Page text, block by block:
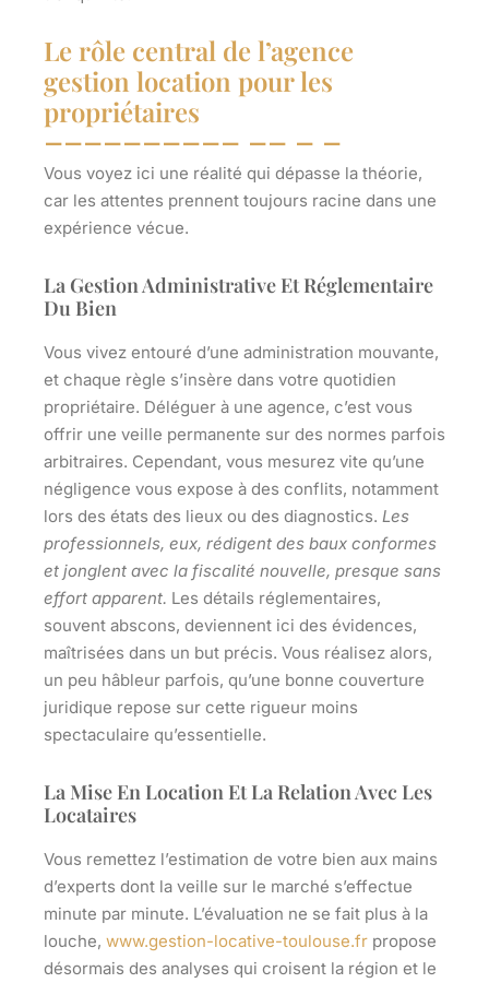
Le rôle central de l’agence
gestion location pour les
propriétaires
Vous voyez ici une réalité qui dépasse la théorie,
car les attentes prennent toujours racine dans une
expérience vécue.
La Gestion Administrative Et Réglementaire
Du Bien
Vous vivez entouré d’une administration mouvante,
et chaque règle s’insère dans votre quotidien
propriétaire. Déléguer à une agence, c’est vous
offrir une veille permanente sur des normes parfois
arbitraires. Cependant, vous mesurez vite qu’une
négligence vous expose à des conflits, notamment
lors des états des lieux ou des diagnostics. Les
professionnels, eux, rédigent des baux conformes
et jonglent avec la fiscalité nouvelle, presque sans
effort apparent. Les détails réglementaires,
souvent abscons, deviennent ici des évidences,
maîtrisées dans un but précis. Vous réalisez alors,
un peu hâbleur parfois, qu’une bonne couverture
juridique repose sur cette rigueur moins
spectaculaire qu’essentielle.
La Mise En Location Et La Relation Avec Les
Locataires
Vous remettez l’estimation de votre bien aux mains
d’experts dont la veille sur le marché s’effectue
minute par minute. L’évaluation ne se fait plus à la
louche, www.gestion-locative-toulouse.fr propose
désormais des analyses qui croisent la région et le